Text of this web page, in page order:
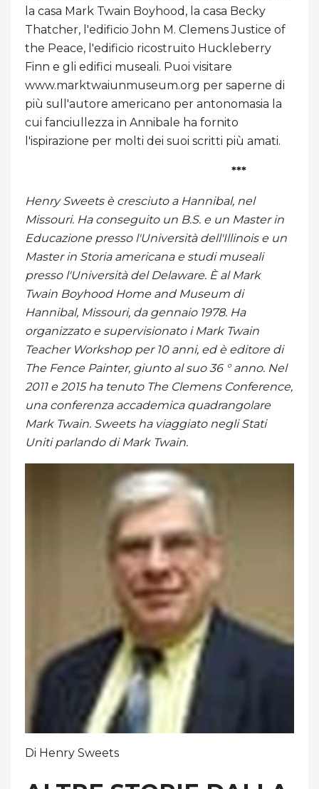
la casa Mark Twain Boyhood, la casa Becky
Thatcher, l'edificio John M. Clemens Justice of
the Peace, l'edificio ricostruito Huckleberry
Finn e gli edifici museali. Puoi visitare
www.marktwaiunmuseum.org per saperne di
più sull'autore americano per antonomasia la
cui fanciullezza in Annibale ha fornito
l'ispirazione per molti dei suoi scritti più amati.
***
Henry Sweets è cresciuto a Hannibal, nel
Missouri. Ha conseguito un B.S. e un Master in
Educazione presso l'Università dell'Illinois e un
Master in Storia americana e studi museali
presso l'Università del Delaware. È al Mark
Twain Boyhood Home and Museum di
Hannibal, Missouri, da gennaio 1978. Ha
organizzato e supervisionato i Mark Twain
Teacher Workshop per 10 anni, ed è editore di
The Fence Painter, giunto al suo 36 ° anno. Nel
2011 e 2015 ha tenuto The Clemens Conference,
una conferenza accademica quadrangolare
Mark Twain. Sweets ha viaggiato negli Stati
Uniti parlando di Mark Twain.
Di Henry Sweets